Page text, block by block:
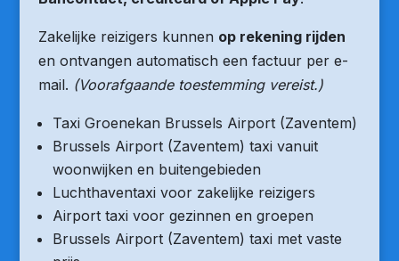
Zakelijke reizigers kunnen op rekening rijden
en ontvangen automatisch een factuur per e-
mail. (Voorafgaande toestemming vereist.)
Taxi Groenekan Brussels Airport (Zaventem)
Brussels Airport (Zaventem) taxi vanuit
woonwijken en buitengebieden
Luchthaventaxi voor zakelijke reizigers
Airport taxi voor gezinnen en groepen
Brussels Airport (Zaventem) taxi met vaste